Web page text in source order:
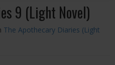
9 (Light Novel)
The Apothecary Diaries (Light